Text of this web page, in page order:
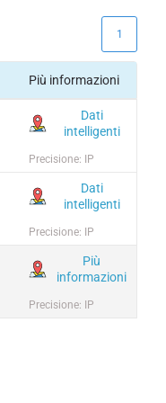
1
Più informazioni
Dati
intelligenti
Precisione: IP
Dati
intelligenti
Precisione: IP
Più
informazioni
Precisione: IP